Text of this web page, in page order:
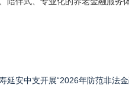
延安中支开展“2026年防范非法